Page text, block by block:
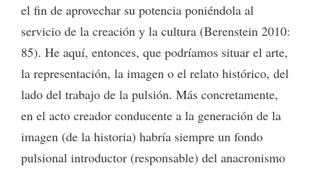
el fin de aprovechar su potencia poniéndola al
servicio de la creación y la cultura (Berenstein 2010:
85). He aquí, entonces, que podríamos situar el arte,
la representación, la imagen o el relato histórico, del
lado del trabajo de la pulsión. Más concretamente,
en el acto creador conducente a la generación de la
imagen (de la historia) habría siempre un fondo
pulsional introductor (responsable) del anacronismo